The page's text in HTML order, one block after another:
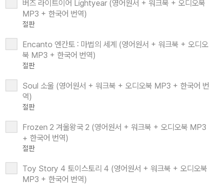
버즈 라이트이어 Lightyear (영어원서 + 워크북 + 오디오북
MP3 + 한국어 번역)
절판
Encanto 엔칸토 : 마법의 세계 (영어원서 + 워크북 + 오디오
북 MP3 + 한국어 번역)
절판
Soul 소울 (영어원서 + 워크북 + 오디오북 MP3 + 한국어 번
역)
절판
Frozen 2 겨울왕국 2 (영어원서 + 워크북 + 오디오북 MP3
+ 한국어 번역)
절판
Toy Story 4 토이스토리 4 (영어원서 + 워크북 + 오디오북
MP3 + 한국어 번역)